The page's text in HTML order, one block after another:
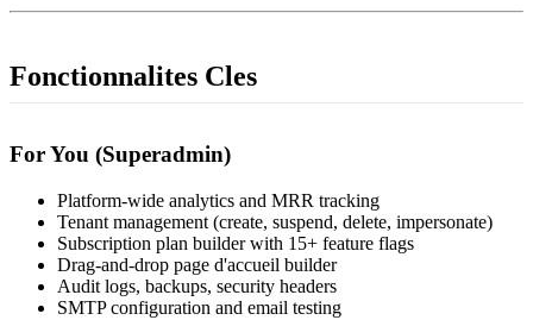
Fonctionnalites Cles
For You (Superadmin)
Platform-wide analytics and MRR tracking
Tenant management (create, suspend, delete, impersonate)
Subscription plan builder with 15+ feature flags
Drag-and-drop page d'accueil builder
Audit logs, backups, security headers
SMTP configuration and email testing